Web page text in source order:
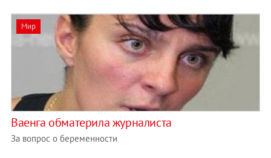
Мир
Ваенга обматерила журналиста
За вопрос о беременности